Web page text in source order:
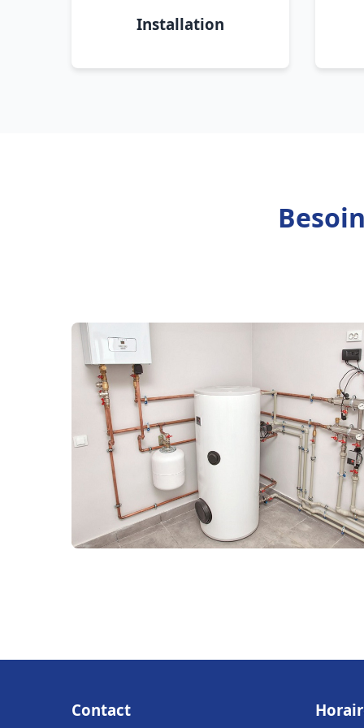
Installation
Contact